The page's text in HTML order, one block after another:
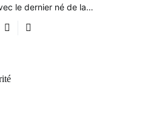
le dernier né de la…